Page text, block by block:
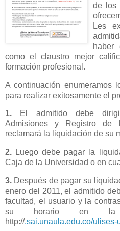
de los
Les
haber
como el claustro mejor
formación profesional.
A continuación enumeramos
para realizar exitosamente el
1.
El admitido debe
Admisiones y Registro de
reclamará la liquidación de su
2. Luego debe pagar la
Caja de la Universidad o en
3. Después de pagar su
enero del 2011, el admitido
facultad, el usuario y la
su horario en la
http://.sai.unaula.edu.co/ulises-